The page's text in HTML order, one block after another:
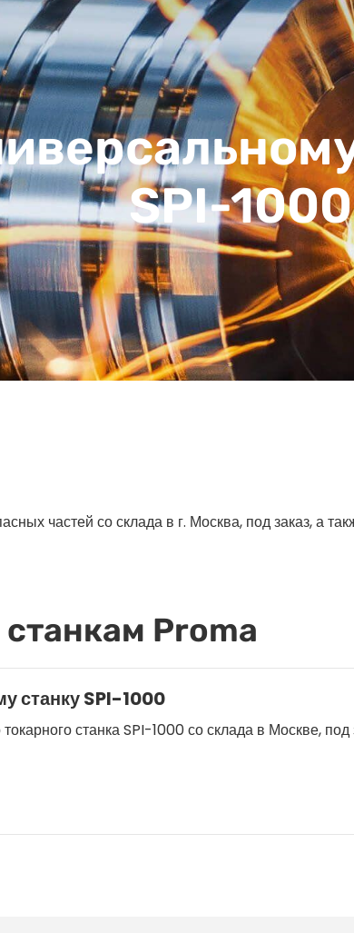
SPI-1000
частей со склада в г. Москва, под заказ, а
Proma
станку SPI-1000
станка SPI-1000 со склада в Москве,